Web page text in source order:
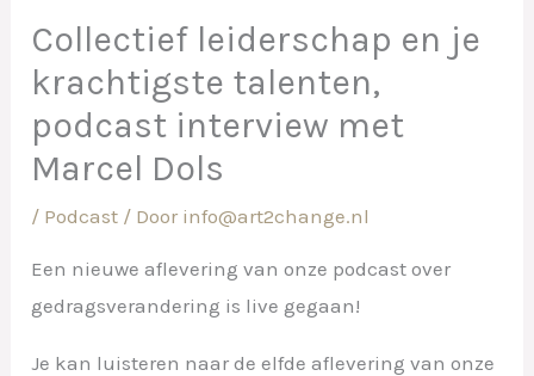
Collectief leiderschap en je
krachtigste talenten,
podcast interview met
Marcel Dols
/ Podcast / Door info@art2change.nl
Een nieuwe aflevering van onze podcast over
gedragsverandering is live gegaan!
Je kan luisteren naar de elfde aflevering van onze